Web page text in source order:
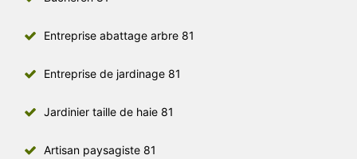
Entreprise abattage arbre 81
Entreprise de jardinage 81
Jardinier taille de haie 81
Artisan paysagiste 81